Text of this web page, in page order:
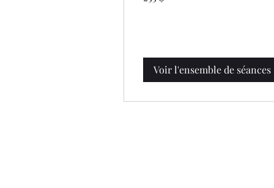
Voir l'ensemble de séances